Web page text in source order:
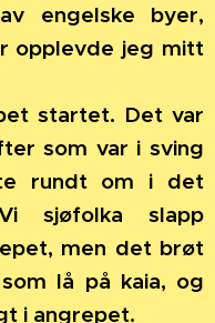
engelske byer,
opplevde jeg mitt
startet. Det var
som var i sving
rundt om i det
sjøfolka slapp
men det brøt
lå på kaia, og
i angrepet.